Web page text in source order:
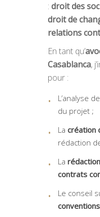
: droit des
droit de
relations
En tant qu’
Casablanca,
pour :
L’analyse
du projet ;
La création
rédaction
La
contrats
Le conseil